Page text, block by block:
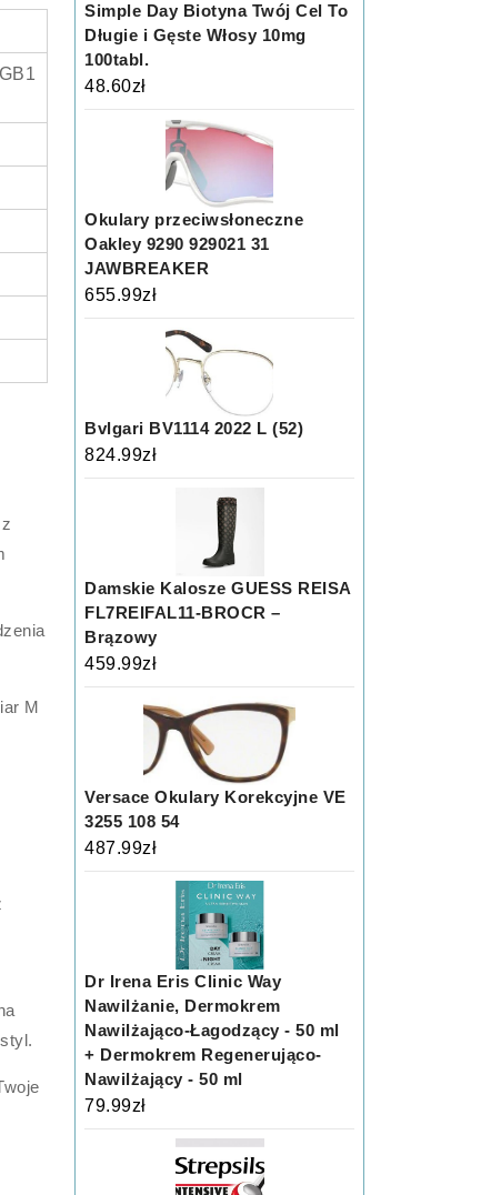
M
Simple Day Biotyna Twój Cel To
Długie i Gęste Włosy 10mg
100tabl.
48.60zł
Okulary przeciwsłoneczne
Oakley 9290 929021 31
JAWBREAKER
655.99zł
Bvlgari BV1114 2022 L (52)
824.99zł
Damskie Kalosze GUESS REISA
FL7REIFAL11-BROCR –
Brązowy
459.99zł
Versace Okulary Korekcyjne VE
3255 108 54
487.99zł
Dr Irena Eris Clinic Way
Nawilżanie, Dermokrem
Nawilżająco-Łagodzący - 50 ml
+ Dermokrem Regenerująco-
Nawilżający - 50 ml
79.99zł